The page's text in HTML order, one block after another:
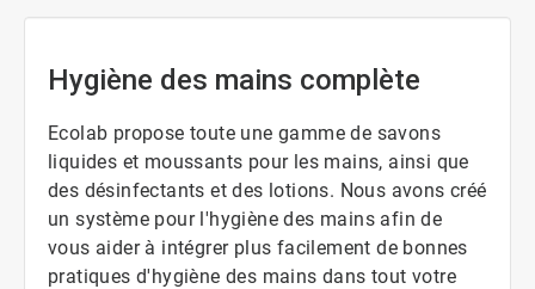
Hygiène des mains complète
Ecolab propose toute une gamme de savons
liquides et moussants pour les mains, ainsi que
des désinfectants et des lotions. Nous avons créé
un système pour l'hygiène des mains afin de
vous aider à intégrer plus facilement de bonnes
pratiques d'hygiène des mains dans tout votre